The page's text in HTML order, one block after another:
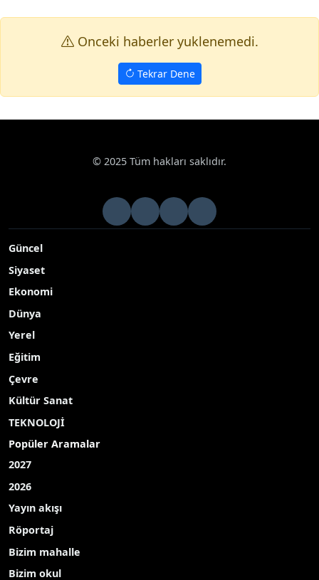
Onceki haberler yuklenemedi.
Tekrar Dene
© 2025 Tüm hakları saklıdır.
Güncel
Siyaset
Ekonomi
Dünya
Yerel
Eğitim
Çevre
Kültür Sanat
TEKNOLOJİ
Popüler Aramalar
2027
2026
Yayın akışı
Röportaj
Bizim mahalle
Bizim okul